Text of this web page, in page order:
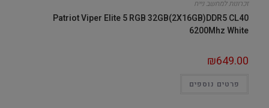
זכרונות למחשב נייח
Patriot Viper Elite 5 RGB 32GB(2X16GB)DDR5 CL40
6200Mhz White
₪649.00
פרטים נוספים